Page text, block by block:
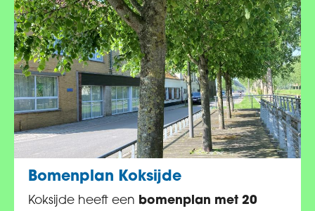
Bomenplan Koksijde
Koksijde heeft een bomenplan met 20